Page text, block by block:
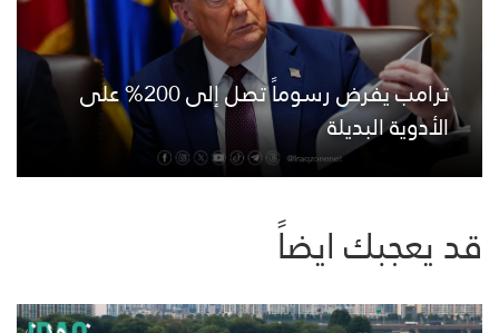
ترامب يفرض رسوماً تصل إلى 200% على
الأدوية البديلة
قد يعجبك ايضاً